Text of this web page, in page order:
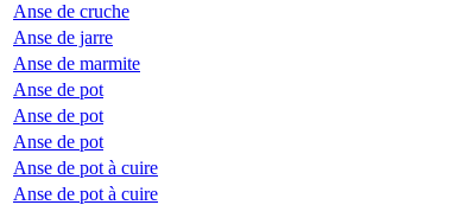
Anse de cruche
Anse de jarre
Anse de marmite
Anse de pot
Anse de pot
Anse de pot
Anse de pot à cuire
Anse de pot à cuire